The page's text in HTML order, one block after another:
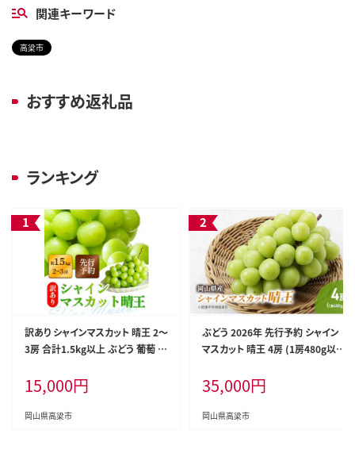
関連キーワード
高梁市
おすすめ返礼品
ランキング
訳あり シャインマスカット 晴王 2～
3房 合計1.5kg以上 ぶどう 葡萄 シ
太郎御一行 2026年 先行予約
15,000円
岡山県高梁市
ぶどう 2026年 先行予約 シャイン
マスカット 晴王 4房 (1房480g以
ルーツ 果物 ギフト
35,000円
岡山県高梁市